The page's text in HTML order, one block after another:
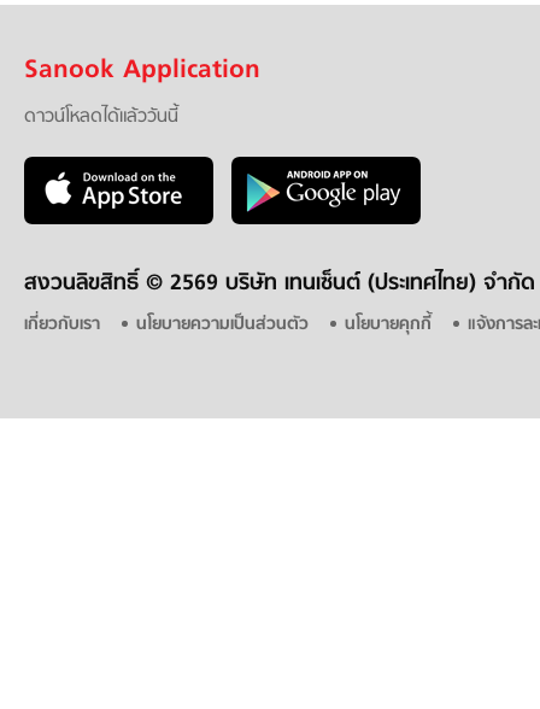
Sanook Application
ดาวน์โหลดได้แล้ววันนี้
สงวนลิขสิทธิ์ © 2569 บริษัท เทนเซ็นต์ (ประเทศไทย) จำกัด
เกี่ยวกับเรา นโยบายความเป็นส่วนตัว นโยบายคุกกี้ แจ้งการล